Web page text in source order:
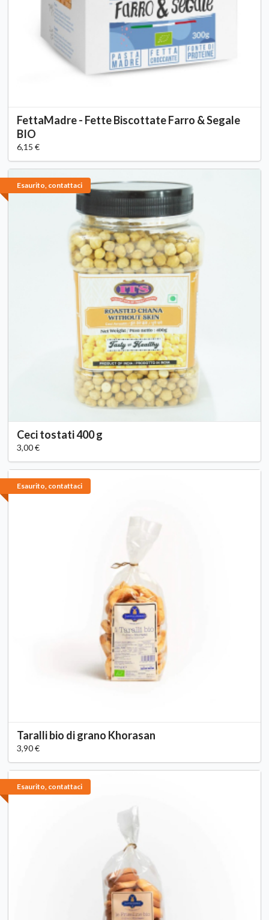
FettaMadre - Fette Biscottate Farro & Segale
BIO
6,15 €
Esaurito, contattaci
Ceci tostati 400 g
3,00 €
Esaurito, contattaci
Taralli bio di grano Khorasan
3,90 €
Esaurito, contattaci